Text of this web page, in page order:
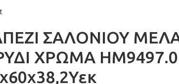
ΣΑΛΟΝΙΟΥ
ΧΡΩΜΑ